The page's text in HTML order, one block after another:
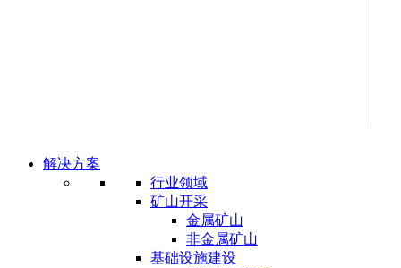
解决方案
行业领域
矿山开采
金属矿山
非金属矿山
基础设施建设